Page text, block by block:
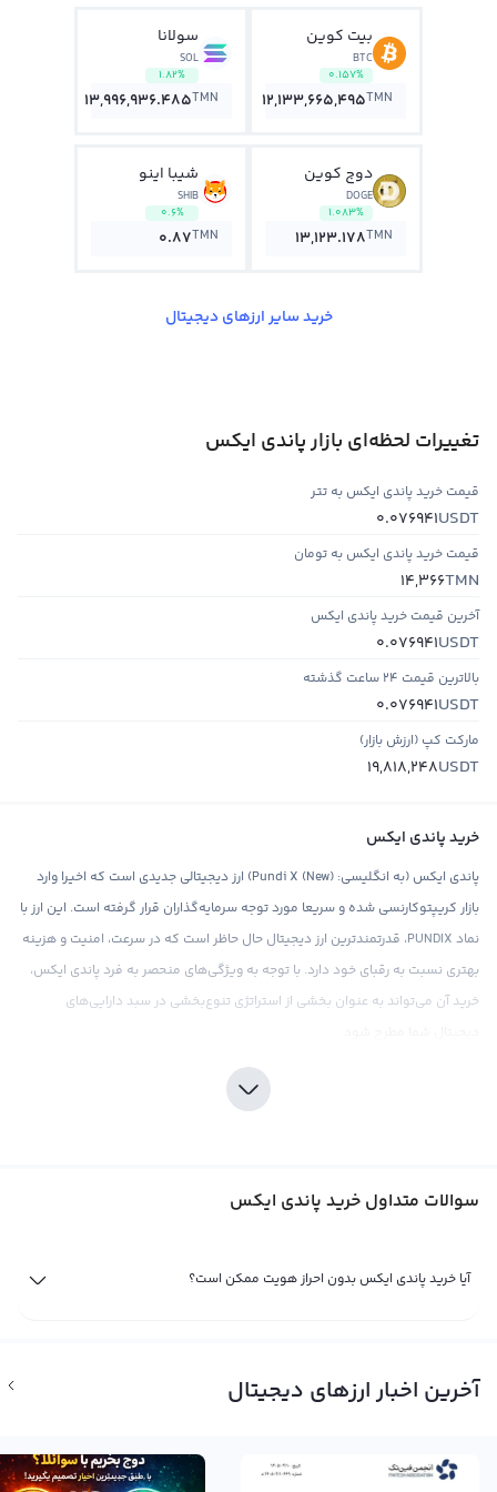
بیت کوین
BTC
0.157%
12,133,665,495TMN
سولانا
SOL
1.82%
13,996,936.485TMN
دوج کوین
DOGE
1.083%
13,123.178TMN
شیبا اینو
SHIB
0.6%
0.87TMN
خرید سایر ارزهای دیجیتال
تغییرات لحظه‌ای بازار پاندی ایکس
قیمت خرید پاندی ایکس به تتر
USDT
0.076941
قیمت خرید پاندی ایکس به تومان
TMN
14,366
آخرین قیمت خرید پاندی ایکس
USDT
0.076941
بالاترین قیمت ۲۴ ساعت گذشته
USDT
0.076941
مارکت کپ (ارزش بازار)
USDT
19,818,248
خرید پاندی ایکس
پاندی ایکس (به انگلیسی: Pundi X (New)) ارز دیجیتالی جدیدی است که اخیرا وارد
بازار کریپتوکارنسی شده و سریعا مورد توجه سرمایه‌گذاران قرار گرفته است. این ارز با
نماد PUNDIX، قدرتمندترین ارز دیجیتال حال حاظر است که در سرعت، امنیت و هزینه
بهتری نسبت به رقبای خود دارد. با توجه به ویژگی‌های منحصر به فرد پاندی ایکس،
خرید آن می‌تواند به عنوان بخشی از استراتژی تنوع‌بخشی در سبد دارایی‌های
در صرافی ارز دیجیتال رابکس، شما می‌توانید با اطمینان کامل پاندی ایکس را خریداری
کنید زیرا این صرافی با ارائه قیمت‌های رقابتی و کارمزد پایین، تجربه خریدی بی‌نظیر را
باشد.
تا زمانی که شما مالک یک ارز دیجیتال مثل پاندی ایکس (Pundi X) باشید سود یا ضرر
اخبار و حواشی فاندامنتال شرایط را برای فروش پاندی ایکس مناسب می‌دانید
بانکی خود منتقل کنید.
سوالات متداول خرید پاندی ایکس
آیا خرید پاندی ایکس بدون احراز هویت ممکن است؟
آخرین اخبار ارزهای دیجیتال